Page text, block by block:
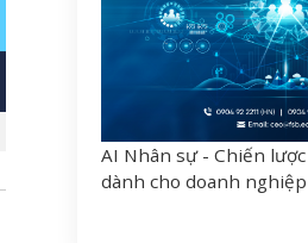
AI Nhân sự - Chiến
dành cho doanh nghiệp